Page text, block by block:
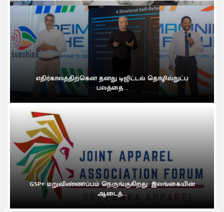
எதிர்காலத்திற்கென தனது டிஜிட்டல் தொழில்நுட்ப
பலத்தை...
GSP+ மறுவிண்ணப்பம் நெருங்குகிறது: இலங்கையின்
ஆடைத்...